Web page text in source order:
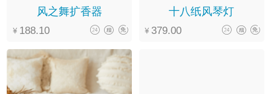
风之舞扩香器
188.10
十八纸风琴灯
379.00